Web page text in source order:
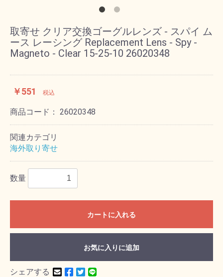
取寄せ クリア交換ゴーグルレンズ - スパイ ム
ース レーシング Replacement Lens - Spy -
Magneto - Clear 15-25-10 26020348
￥551 税込
商品コード： 26020348
関連カテゴリ
海外取り寄せ
数量
カートに入れる
お気に入りに追加
シェアする